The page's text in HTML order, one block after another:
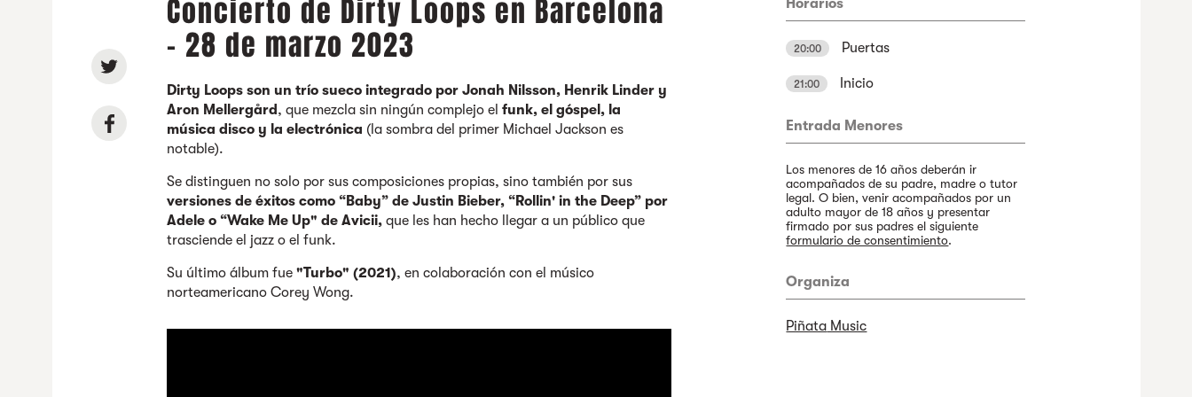
Concierto de Dirty Loops en Barcelona
- 28 de marzo 2023
Dirty Loops son un trío sueco integrado por Jonah Nilsson, Henrik Linder y
Aron Mellergård , que mezcla sin ningún complejo elfunk, el góspel, la
música disco y la electrónica (la sombra del primer Michael Jackson es
notable).
Se distinguen no solo por sus composiciones propias, sino también por sus
versiones de éxitos como “Baby” de Justin Bieber, “Rollin' in the Deep” por
Adele o “Wake Me Up" de Avicii, que les han hecho llegar a un público que
trasciende el jazz o el funk.
Su último álbum fue"Turbo" (2021), en colaboración con el músico
norteamericano Corey Wong.
Horarios
20:00 Puertas
21:00 Inicio
Entrada Menores
Los menores de 16 años deberán ir
acompañados de su padre, madre o tutor
legal. O bien, venir acompañados por un
adulto mayor de 18 años y presentar
firmado por sus padres el siguiente
formulario de consentimiento.
Organiza
Piñata Music